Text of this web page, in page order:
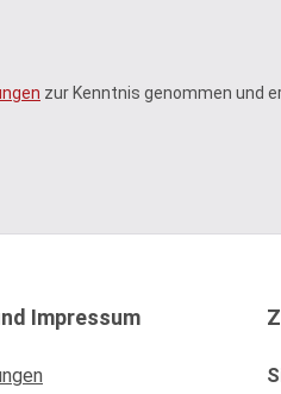
zur Kenntnis genommen und
Impressum